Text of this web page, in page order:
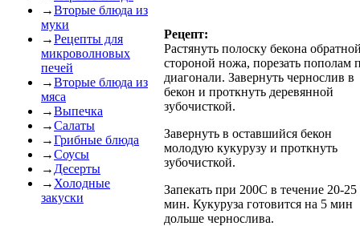
→Вторые блюда из
муки
→Рецепты для
микроволновых
печей
→Вторые блюда из
мяса
→Выпечка
→Салаты
→Грибные блюда
→Соусы
→ Десерты
→ Холодные
закуски
Рецепт:
Растянуть полоску бекона
стороной ножа, порезать пополам
диагонали. Завернуть чернослив в
бекон и проткнуть деревянной
зубочисткой.
Завернуть в оставшийся бекон
молодую кукурузу и проткнуть
зубочисткой.
Запекать при 200С в течение 20-25
мин. Кукуруза готовится на 5 мин
дольше чернослива.